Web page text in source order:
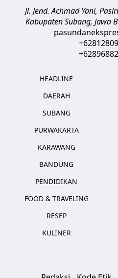
Jl. Jend. Achmad Yani,
Kabupaten Subang, Jawa
HEADLINE
DAERAH
SUBANG
PURWAKARTA
KARAWANG
BANDUNG
PENDIDIKAN
FOOD & TRAVELING
RESEP
KULINER